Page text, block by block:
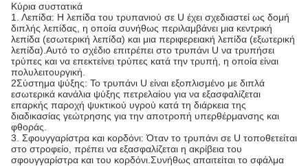
Κύρια συστατικά
1. Λεπίδα: Η λεπίδα του τρυπανιού σε U έχει σχεδιαστεί ως δομή
διπλής λεπίδας, η οποία συνήθως περιλαμβάνει μια κεντρική
λεπίδα (εσωτερική λεπίδα) και μια περιφερειακή λεπίδα (εξωτερική
λεπίδα).Αυτό το σχέδιο επιτρέπει στο τρυπάνι U να τρυπήσει
τρύπες και να επεκτείνει τρύπες κατά την τρυπή, η οποία είναι
πολυλειτουργική.
2Σύστημα ψύξης: Το τρυπάνι U είναι εξοπλισμένο με διπλά
εσωτερικά κανάλια ψύξης πετρελαίου για να εξασφαλίζεται
επαρκής παροχή ψυκτικού υγρού κατά τη διάρκεια της
διαδικασίας γεώτρησης για την αποτροπή υπερθέρμανσης και
φθοράς.
3. Σφουγγαρίστρα και κορδόνι: Όταν το τρυπάνι σε U τοποθετείται
στο στροφείο, πρέπει να εξασφαλίζεται η ακρίβεια του
σφουγγαρίστρα και του κορδόνι.Συνήθως απαιτείται το σφάλμα